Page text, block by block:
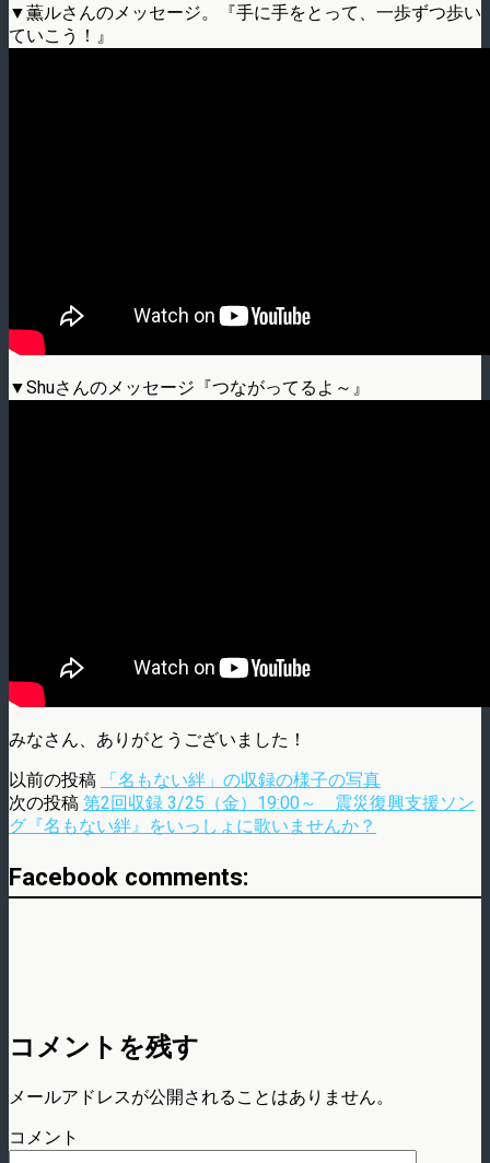
▼薫ルさんのメッセージ。『手に手をとって、一歩ずつ歩い
ていこう！』
▼Shuさんのメッセージ『つながってるよ～』
みなさん、ありがとうございました！
以前の投稿
「名もない絆」の収録の様子の写真
次の投稿 第2回収録 3/25（金）19:00～ 震災復興支援ソン
グ『名もない絆』をいっしょに歌いませんか？
Facebook comments:
コメントを残す
メールアドレスが公開されることはありません。
コメント